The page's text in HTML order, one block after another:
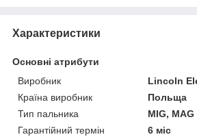
Характеристики
Основні атрибути
Виробник
Lincoln
Країна виробник
Польща
Тип пальника
MIG, MAG
Гарантійний термін
6 міс